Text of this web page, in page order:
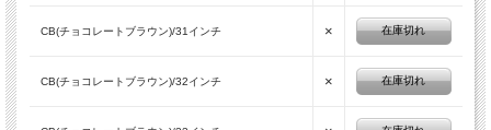
CB(チョコレートブラウン)/31インチ × 在庫切れ
CB(チョコレートブラウン)/32インチ × 在庫切れ